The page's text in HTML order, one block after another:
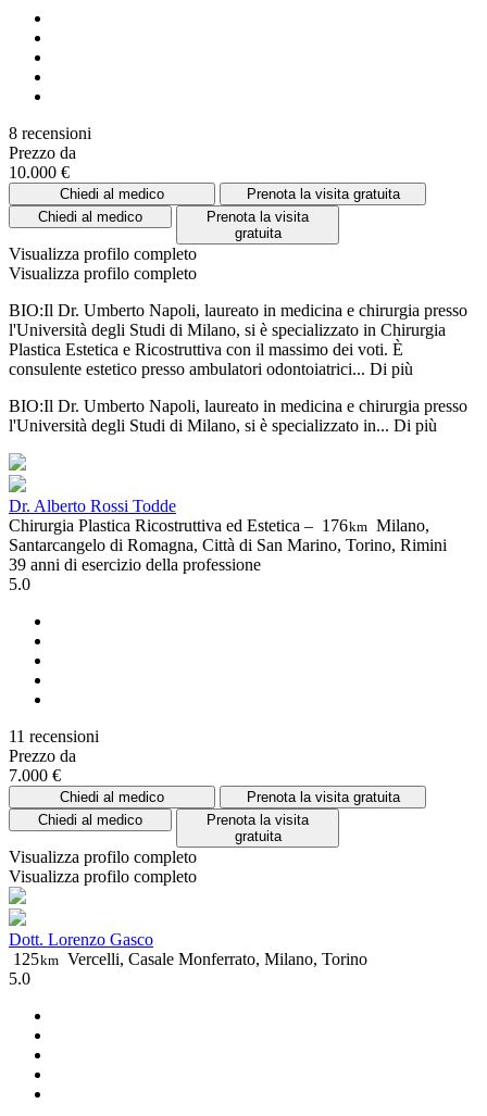
8 recensioni
Prezzo da
10.000 €
Chiedi al medico
Prenota la visita gratuita
Chiedi al medico
Prenota la visita
gratuita
Visualizza profilo completo
Visualizza profilo completo
BIO:Il Dr. Umberto Napoli, laureato in medicina e chirurgia presso
l'Università degli Studi di Milano, si è specializzato in Chirurgia
Plastica Estetica e Ricostruttiva con il massimo dei voti. È
consulente estetico presso ambulatori odontoiatrici... Di più
BIO:Il Dr. Umberto Napoli, laureato in medicina e chirurgia presso
l'Università degli Studi di Milano, si è specializzato in... Di più
Dr. Alberto Rossi Todde
Chirurgia Plastica Ricostruttiva ed Estetica – 176km Milano,
Santarcangelo di Romagna, Città di San Marino, Torino, Rimini
39 anni di esercizio della professione
5.0
11 recensioni
Prezzo da
7.000 €
Chiedi al medico
Prenota la visita gratuita
Chiedi al medico
Prenota la visita
gratuita
Visualizza profilo completo
Visualizza profilo completo
Dott. Lorenzo Gasco
125km Vercelli, Casale Monferrato, Milano, Torino
5.0